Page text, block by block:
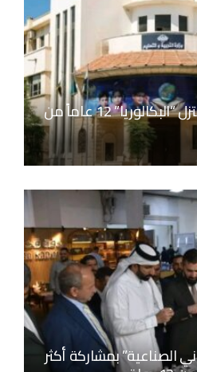
كابوس النتائج.. حين تختزل “البكالوريا” 12 عاماً من
الصناعية” بمشاركة أكثر